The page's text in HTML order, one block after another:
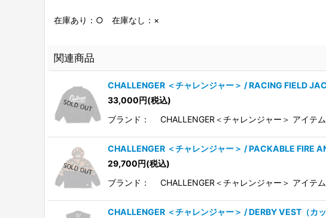
在庫あり：○ 在庫なし：×
関連商品
CHALLENGER ＜チャレンジャー＞ / RACING FIELD
33,000円(税込)
ブランド： CHALLENGER＜チャレンジャー＞ アイ
CHALLENGER ＜チャレンジャー＞ / PACKABLE FIRE
29,700円(税込)
ブランド： CHALLENGER＜チャレンジャー＞ アイ
CHALLENGER ＜チャレンジャー＞ / DERBY VEST（カ